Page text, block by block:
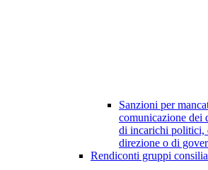
Sanzioni per
comunicazione dei
di incarichi politici,
direzione o di
Rendiconti gruppi